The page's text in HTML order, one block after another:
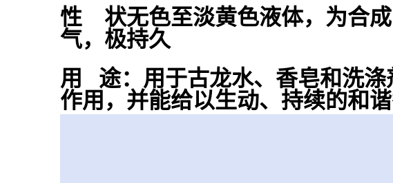
性 状无色至淡黄色液体，为合
气，极持久
用 途：用于古龙水、香皂和洗涤
作用，并能给以生动、持续的和